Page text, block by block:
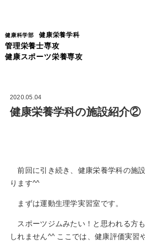
健康科学部 健康栄養学科
管理栄養士専攻
健康スポーツ栄養専攻
2020.05.04
健康栄養学科の施設紹介②
前回に引き続き、健康栄養学科の施
ります^^
まずは運動生理学実習室です。
スポーツジムみたい！と思われる方
しれません^^ ここでは、健康評価実習